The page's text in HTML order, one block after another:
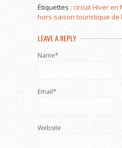
Étiquettes : circuit Hiver en
hors-saison touristique de
LEAVE A REPLY
Name*
Email*
Website